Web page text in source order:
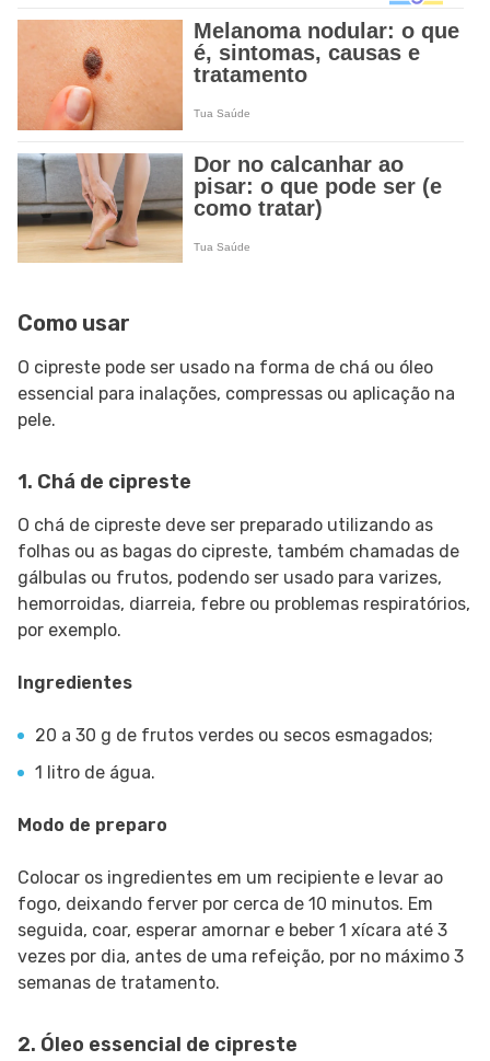
Como usar
O cipreste pode ser usado na forma de chá ou óleo
essencial para inalações, compressas ou aplicação na
pele.
1. Chá de cipreste
O chá de cipreste deve ser preparado utilizando as
folhas ou as bagas do cipreste, também chamadas de
gálbulas ou frutos, podendo ser usado para varizes,
hemorroidas, diarreia, febre ou problemas respiratórios,
por exemplo.
Ingredientes
20 a 30 g de frutos verdes ou secos esmagados;
1 litro de água.
Modo de preparo
Colocar os ingredientes em um recipiente e levar ao
fogo, deixando ferver por cerca de 10 minutos. Em
seguida, coar, esperar amornar e beber 1 xícara até 3
vezes por dia, antes de uma refeição, por no máximo 3
semanas de tratamento.
2. Óleo essencial de cipreste